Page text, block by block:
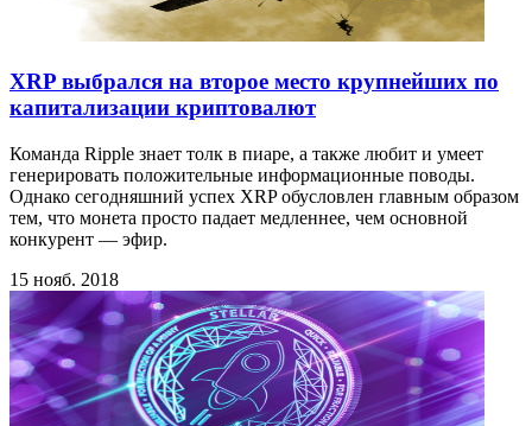
XRP выбрался на второе место крупнейших по
капитализации криптовалют
Команда Ripple знает толк в пиаре, а также любит и умеет
генерировать положительные информационные поводы.
Однако сегодняшний успех XRP обусловлен главным образом
тем, что монета просто падает медленнее, чем основной
конкурент — эфир.
15 нояб. 2018